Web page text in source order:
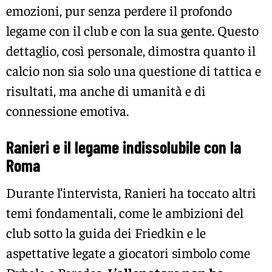
emozioni, pur senza perdere il profondo
legame con il club e con la sua gente. Questo
dettaglio, così personale, dimostra quanto il
calcio non sia solo una questione di tattica e
risultati, ma anche di umanità e di
connessione emotiva.
Ranieri e il legame indissolubile con la
Roma
Durante l’intervista, Ranieri ha toccato altri
temi fondamentali, come le ambizioni del
club sotto la guida dei Friedkin e le
aspettative legate a giocatori simbolo come